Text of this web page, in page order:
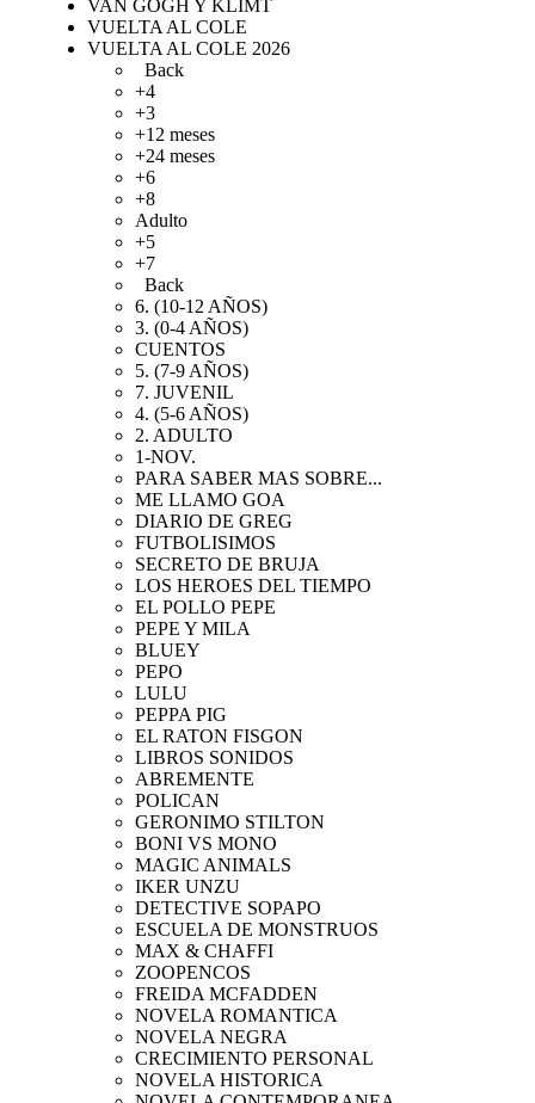
VAN GOGH Y KLIMT
VUELTA AL COLE
VUELTA AL COLE 2026
Back
+4
+3
+12 meses
+24 meses
+6
+8
Adulto
+5
+7
Back
6. (10-12 AÑOS)
3. (0-4 AÑOS)
CUENTOS
5. (7-9 AÑOS)
7. JUVENIL
4. (5-6 AÑOS)
2. ADULTO
1-NOV.
PARA SABER MAS SOBRE...
ME LLAMO GOA
DIARIO DE GREG
FUTBOLISIMOS
SECRETO DE BRUJA
LOS HEROES DEL TIEMPO
EL POLLO PEPE
PEPE Y MILA
BLUEY
PEPO
LULU
PEPPA PIG
EL RATON FISGON
LIBROS SONIDOS
ABREMENTE
POLICAN
GERONIMO STILTON
BONI VS MONO
MAGIC ANIMALS
IKER UNZU
DETECTIVE SOPAPO
ESCUELA DE MONSTRUOS
MAX & CHAFFI
ZOOPENCOS
FREIDA MCFADDEN
NOVELA ROMANTICA
NOVELA NEGRA
CRECIMIENTO PERSONAL
NOVELA HISTORICA